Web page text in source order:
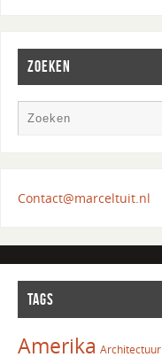
ZOEKEN
Contact@marceltuit.nl
TAGS
Amerika Architectuur